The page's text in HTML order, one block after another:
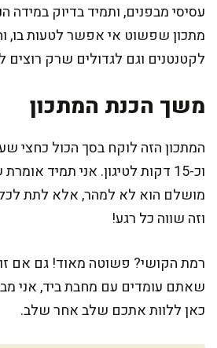
עסיסי מבפנים, ותמיד בדיוק במידה
מתכון שפשוט אי אפשר לטעות בו,
לקטנטנים וגם לגדולים שרק
משך הכנת המתכון
וכ-15 דקות לטיגון. אני תמיד
מושלם הוא לא למהר, אלא לתת
וזה שווה כל רגע!
רמת הקושי? פשוטה מאוד! גם אם
שאתם עומדים עם מחבת ביד, אני
כאן ללוות אתכם שלב אחר שלב.